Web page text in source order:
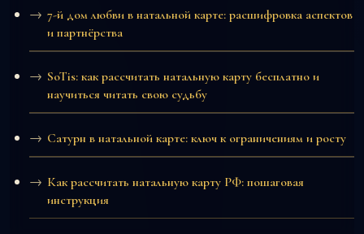
7-й дом любви в натальной карте: расшифровка аспектов
и партнёрства
SoTis: как рассчитать натальную карту бесплатно и
научиться читать свою судьбу
Сатурн в натальной карте: ключ к ограничениям и росту
Как рассчитать натальную карту РФ: пошаговая
инструкция